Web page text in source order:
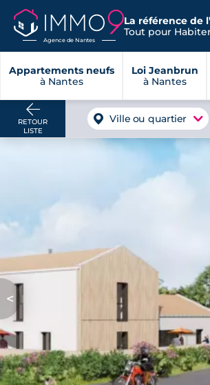
Agence de Nantes
La référence de
Tout pour
Appartements neufs
à Nantes
Loi Jeanbrun
à Nantes
RETOUR
LISTE
Ville ou quartier
<